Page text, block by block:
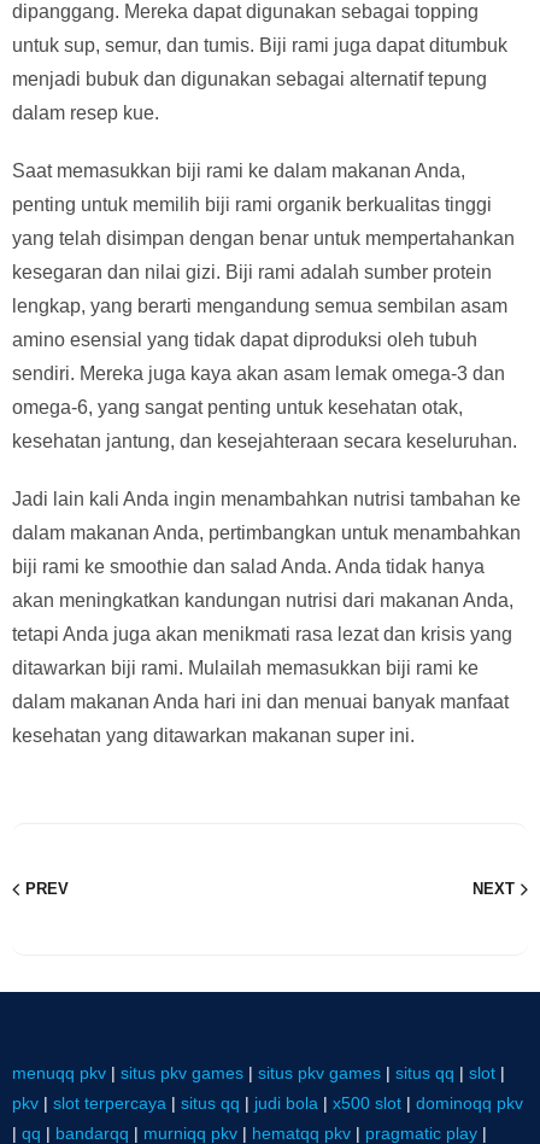
dipanggang. Mereka dapat digunakan sebagai topping
untuk sup, semur, dan tumis. Biji rami juga dapat ditumbuk
menjadi bubuk dan digunakan sebagai alternatif tepung
dalam resep kue.
Saat memasukkan biji rami ke dalam makanan Anda,
penting untuk memilih biji rami organik berkualitas tinggi
yang telah disimpan dengan benar untuk mempertahankan
kesegaran dan nilai gizi. Biji rami adalah sumber protein
lengkap, yang berarti mengandung semua sembilan asam
amino esensial yang tidak dapat diproduksi oleh tubuh
sendiri. Mereka juga kaya akan asam lemak omega-3 dan
omega-6, yang sangat penting untuk kesehatan otak,
kesehatan jantung, dan kesejahteraan secara keseluruhan.
Jadi lain kali Anda ingin menambahkan nutrisi tambahan ke
dalam makanan Anda, pertimbangkan untuk menambahkan
biji rami ke smoothie dan salad Anda. Anda tidak hanya
akan meningkatkan kandungan nutrisi dari makanan Anda,
tetapi Anda juga akan menikmati rasa lezat dan krisis yang
ditawarkan biji rami. Mulailah memasukkan biji rami ke
dalam makanan Anda hari ini dan menuai banyak manfaat
kesehatan yang ditawarkan makanan super ini.
PREV NEXT
menuqq pkv | situs pkv games | situs pkv games | situs qq | slot |
pkv | slot terpercaya | situs qq | judi bola | x500 slot | dominoqq pkv
| qq | bandarqq | murniqq pkv | hematqq pkv | pragmatic play |